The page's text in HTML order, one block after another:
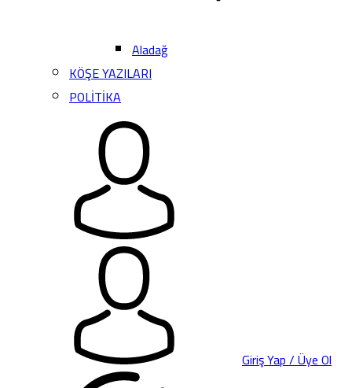
Aladağ
KÖŞE YAZILARI
POLİTİKA
Giriş Yap / Üye Ol